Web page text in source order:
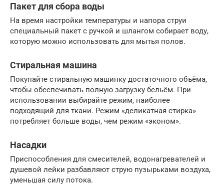
Пакет для сбора воды
На время настройки температуры и напора струи
специальный пакет с ручкой и шлангом собирает воду,
которую можно использовать для мытья полов.
Стиральная машина
Покупайте стиральную машинку достаточного объёма,
чтобы обеспечивать полную загрузку бельём. При
использовании выбирайте режим, наиболее
подходящий для ткани. Режим «деликатная стирка»
потребляет больше воды, чем режим «эконом».
Насадки
Приспособления для смесителей, водонагревателей и
душевой лейки разбавляют струю пузырьками воздуха,
уменьшая силу потока.